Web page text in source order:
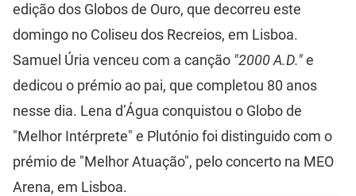
edição dos Globos de Ouro, que decorreu este
domingo no Coliseu dos Recreios, em Lisboa.
Samuel Úria venceu com a canção "2000 A.D."e
dedicou o prémio ao pai, que completou 80 anos
nesse dia. Lena d’Água conquistou o Globo de
"Melhor Intérprete" e Plutónio foi distinguido com o
prémio de "Melhor Atuação", pelo concerto na MEO
Arena, em Lisboa.